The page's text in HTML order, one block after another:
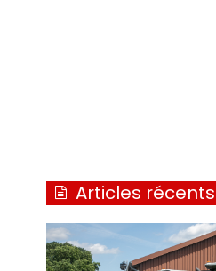
Articles récents